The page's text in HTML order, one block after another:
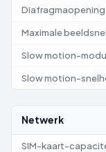
Diafragmaopening
Maximale
Slow motion-
Slow motion-
Netwerk
SIM-kaart-